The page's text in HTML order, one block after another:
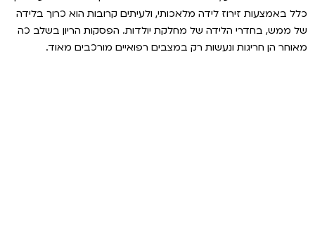
כלל באמצעות זירוז לידה מלאכותי, ולעיתים קרובות הוא כרוך בלידה
של ממש, בחדרי הלידה של מחלקת יולדות. הפסקות הריון בשלב כה
מאוחר הן חריגות ונעשות רק במצבים רפואיים מורכבים מאוד.